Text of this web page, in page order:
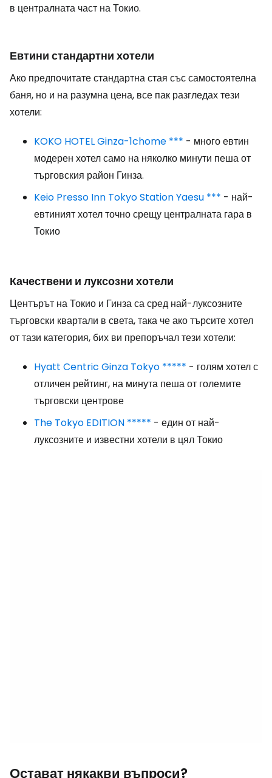
в централната част на Токио.
Евтини стандартни хотели
Ако предпочитате стандартна стая със самостоятелна
баня, но и на разумна цена, все пак разгледах тези
хотели:
KOKO HOTEL Ginza-1chome *** - много евтин
модерен хотел само на няколко минути пеша от
търговския район Гинза.
Keio Presso Inn Tokyo Station Yaesu *** - най-
евтиният хотел точно срещу централната гара в
Токио
Качествени и луксозни хотели
Центърът на Токио и Гинза са сред най-луксозните
търговски квартали в света, така че ако търсите хотел
от тази категория, бих ви препоръчал тези хотели:
Hyatt Centric Ginza Tokyo ***** - голям хотел с
отличен рейтинг, на минута пеша от големите
търговски центрове
The Tokyo EDITION ***** - един от най-
луксозните и известни хотели в цял Токио
Остават някакви въпроси?